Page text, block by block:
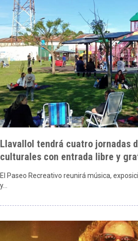
Llavallol tendrá cuatro jornadas
culturales con entrada libre y
El Paseo Recreativo reunirá música,
y…